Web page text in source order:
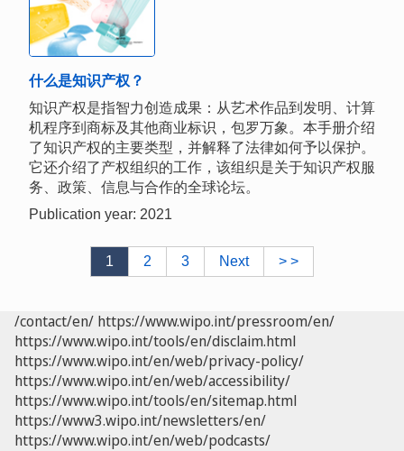
什么是知识产权？
知识产权是指智力创造成果：从艺术作品到发明、计算
机程序到商标及其他商业标识，包罗万象。本手册介绍
了知识产权的主要类型，并解释了法律如何予以保护。
它还介绍了产权组织的工作，该组织是关于知识产权服
务、政策、信息与合作的全球论坛。
Publication year: 2021
1 2 3 Next > >
/contact/en/ https://www.wipo.int/pressroom/en/
https://www.wipo.int/tools/en/disclaim.html
https://www.wipo.int/en/web/privacy-policy/
https://www.wipo.int/en/web/accessibility/
https://www.wipo.int/tools/en/sitemap.html
https://www3.wipo.int/newsletters/en/
https://www.wipo.int/en/web/podcasts/